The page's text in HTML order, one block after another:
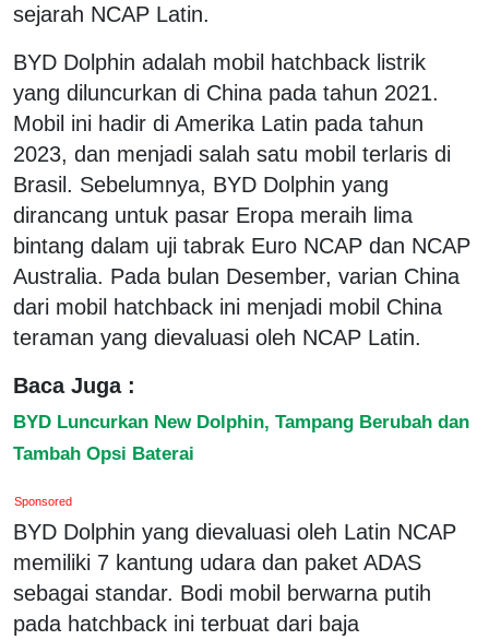
sejarah NCAP Latin.
BYD Dolphin adalah mobil hatchback listrik
yang diluncurkan di China pada tahun 2021.
Mobil ini hadir di Amerika Latin pada tahun
2023, dan menjadi salah satu mobil terlaris di
Brasil. Sebelumnya, BYD Dolphin yang
dirancang untuk pasar Eropa meraih lima
bintang dalam uji tabrak Euro NCAP dan NCAP
Australia. Pada bulan Desember, varian China
dari mobil hatchback ini menjadi mobil China
teraman yang dievaluasi oleh NCAP Latin.
Baca Juga :
BYD Luncurkan New Dolphin, Tampang Berubah dan
Tambah Opsi Baterai
Sponsored
BYD Dolphin yang dievaluasi oleh Latin NCAP
memiliki 7 kantung udara dan paket ADAS
sebagai standar. Bodi mobil berwarna putih
pada hatchback ini terbuat dari baja